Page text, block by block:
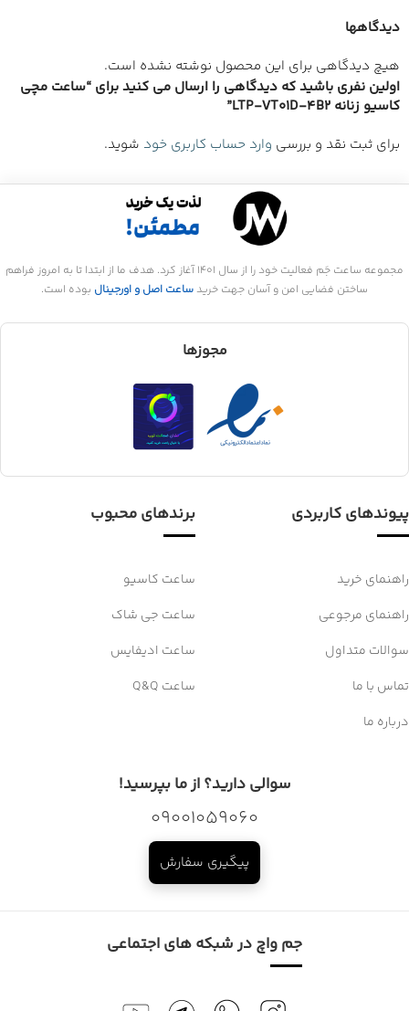
دیدگاهها
هیچ دیدگاهی برای این محصول نوشته نشده است.
اولین نفری باشید که دیدگاهی را ارسال می کنید برای “ساعت مچی
کاسیو زنانه LTP-VT01D-4B2”
برای ثبت نقد و بررسی وارد حساب کاربری خود شوید.
مجموعه ساعت جَم فعالیت خود را از سال 1401 آغاز کرد. هدف ما از ابتدا تا به امروز فراهم
ساختن فضایی امن و آسان جهت خرید ساعت اصل و اورجینال بوده است.
مجوزها
پیوندهای کاربردی
راهنمای خرید
راهنمای مرجوعی
سوالات متداول
تماس با ما
درباره ما
برندهای محبوب
ساعت کاسیو
ساعت جی شاک
ساعت ادیفایس
ساعت Q&Q
سوالی دارید؟ از ما بپرسید!
09001059060
پیگیری سفارش
جم واچ در شبکه های اجتماعی